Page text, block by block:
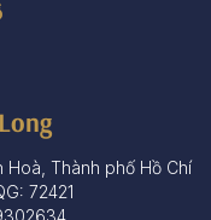
Hoà, Thành phố Hồ Chí
72421